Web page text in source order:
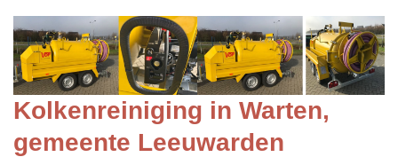
Kolkenreiniging in Warten,
gemeente Leeuwarden